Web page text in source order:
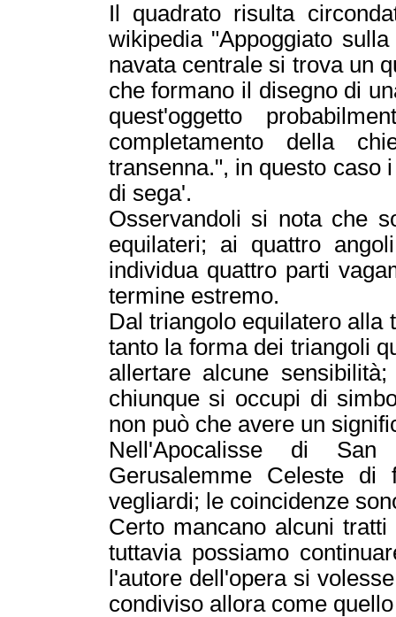
Il quadrato risulta
wikipedia "Appoggiato
navata centrale si trova un
che formano il disegno di
quest'oggetto
completamento della
transenna.", in questo caso
di sega'.
Osservandoli si nota che
equilateri; ai quattro
individua quattro parti
termine estremo.
Dal triangolo equilatero alla
tanto la forma dei triangoli
allertare alcune
chiunque si occupi di
non può che avere un
Nell'Apocalisse di
Gerusalemme Celeste di
vegliardi; le coincidenze
Certo mancano alcuni
tuttavia possiamo
l'autore dell'opera si
condiviso allora come